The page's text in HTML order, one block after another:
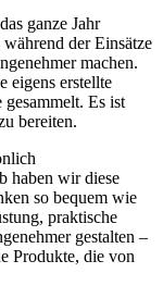
ganze Jahr
der Einsätze
machen.
eigens erstellte
Es ist
bereiten.
haben wir diese
so bequem wie
praktische
gestalten –
Produkte, die von